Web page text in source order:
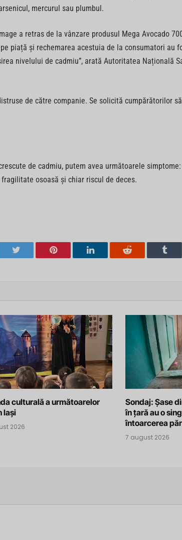
mercurul sau plumbul.
a retras de la vânzare produsul Mega Avocado
piață și rechemarea acestuia de la consumatori au
nivelului de cadmiu”, arată Autoritatea Națională
de către companie. Se solicită cumpărătorilor
de cadmiu, putem avea următoarele
osoasă și chiar riscul de deces.
Twitter Pinterest LinkedIn Reddit
culturală a următoarelor
Iași
2026
Sondaj: Șase
în țară au o
întoarcerea
7 august 2026